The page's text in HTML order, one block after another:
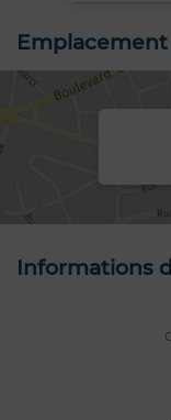
Emplacement
Informations